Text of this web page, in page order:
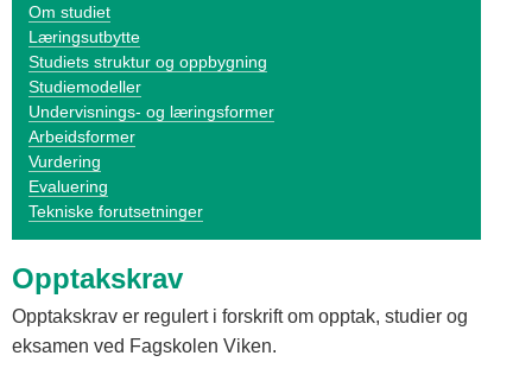
n
Om studiet
Læringsutbytte
Studiets struktur og oppbygning
Studiemodeller
Undervisnings- og læringsformer
Arbeidsformer
Vurdering
Evaluering
Tekniske forutsetninger
Opptakskrav
Opptakskrav er regulert i forskrift om opptak, studier og
eksamen ved Fagskolen Viken.